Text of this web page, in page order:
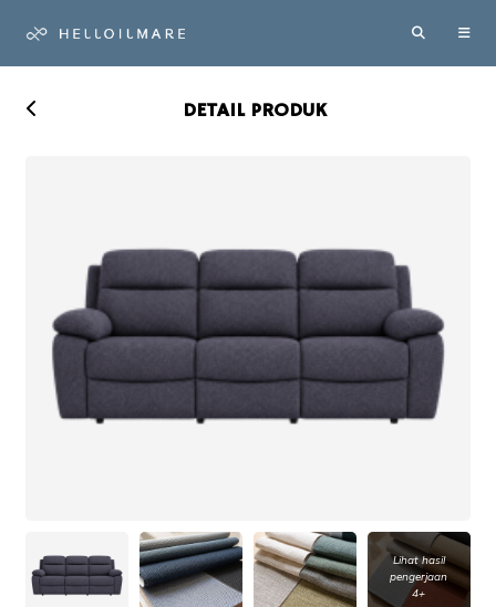
DETAIL PRODUK
Lihat hasil
pengerjaan
4+